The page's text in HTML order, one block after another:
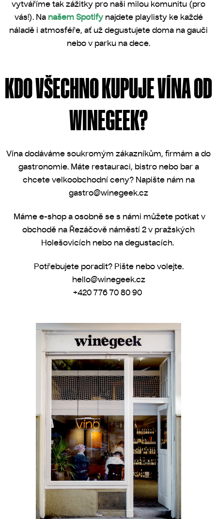
vytváříme tak zážitky pro naši milou komunitu (pro
vás!). Na našem Spotifynajdete playlisty ke každé
náladě i atmosféře, ať už degustujete doma na gauči
nebo v parku na dece.
KDO VŠECHNO KUPUJE VÍNA OD
WINEGEEK?
Vína dodáváme soukromým zákazníkům, firmám a do
gastronomie. Máte restauraci, bistro nebo bar a
chcete velkoobchodní ceny? Napište nám na
gastro@winegeek.cz
Máme e-shop a osobně se s námi můžete potkat v
obchodě na Řezáčově náměstí 2 v pražských
Holešovicích nebo na degustacích.
Potřebujete poradit? Pište nebo volejte.
hello@winegeek.cz
+420 776 70 80 90